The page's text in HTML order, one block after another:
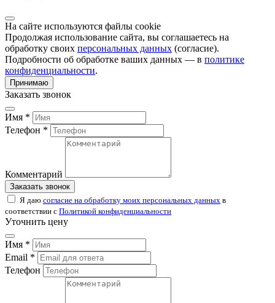
На сайте используются файлы cookie
Продолжая использование сайта, вы соглашаетесь на
обработку своих персональных данных (согласие).
Подробности об обработке ваших данных — в политике
конфиденциальности.
Принимаю
Заказать звонок
Имя *
Телефон *
Комментарий
Заказать звонок
Я даю согласие на обработку моих персональных данных в
соответствии с Политикой конфиденциальности
Уточнить цену
Имя *
Email *
Телефон